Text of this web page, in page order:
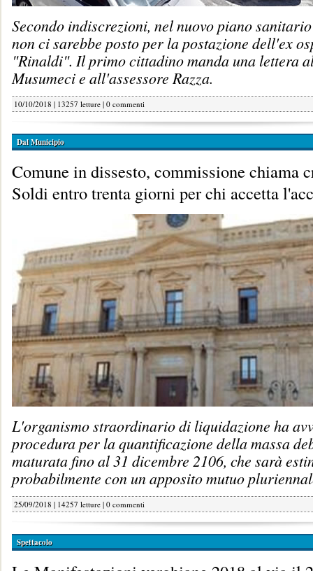
Secondo indiscrezioni, nel nuovo piano
non ci sarebbe posto per la postazione dell'ex
"Rinaldi". Il primo cittadino manda una lettera
Musumeci e all'assessore Razza.
10/10/2018 | 13257 letture | 0 commenti
Dal Municipio
Comune in dissesto, commissione chiama
Soldi entro trenta giorni per chi accetta
L'organismo straordinario di liquidazione ha
procedura per la quantificazione della massa
maturata fino al 31 dicembre 2106, che sarà
probabilmente con un apposito mutuo
25/09/2018 | 14257 letture | 0 commenti
Spettacolo